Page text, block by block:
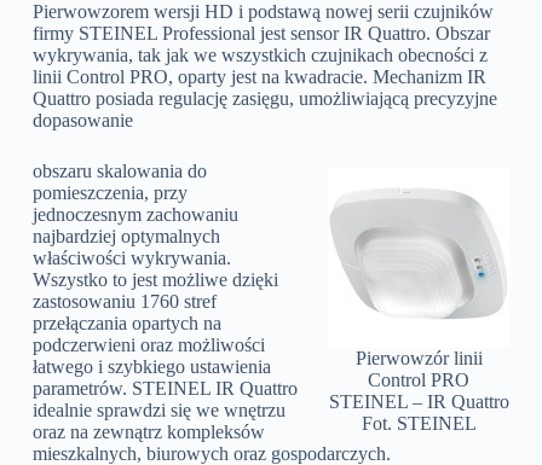
Pierwowzorem wersji HD i podstawą nowej serii czujników
firmy STEINEL Professional jest sensor IR Quattro. Obszar
wykrywania, tak jak we wszystkich czujnikach obecności z
linii Control PRO, oparty jest na kwadracie. Mechanizm IR
Quattro posiada regulację zasięgu, umożliwiającą precyzyjne
dopasowanie
Pierwowzór linii
Control PRO
STEINEL – IR Quattro
Fot. STEINEL
obszaru skalowania do
pomieszczenia, przy
jednoczesnym zachowaniu
najbardziej optymalnych
właściwości wykrywania.
Wszystko to jest możliwe dzięki
zastosowaniu 1760 stref
przełączania opartych na
podczerwieni oraz możliwości
łatwego i szybkiego ustawienia
parametrów. STEINEL IR Quattro
idealnie sprawdzi się we wnętrzu
oraz na zewnątrz kompleksów
mieszkalnych, biurowych oraz gospodarczych.